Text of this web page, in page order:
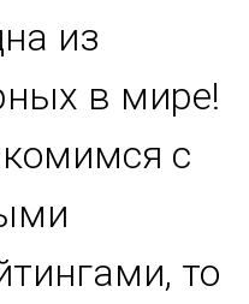
из
в мире!
с
то